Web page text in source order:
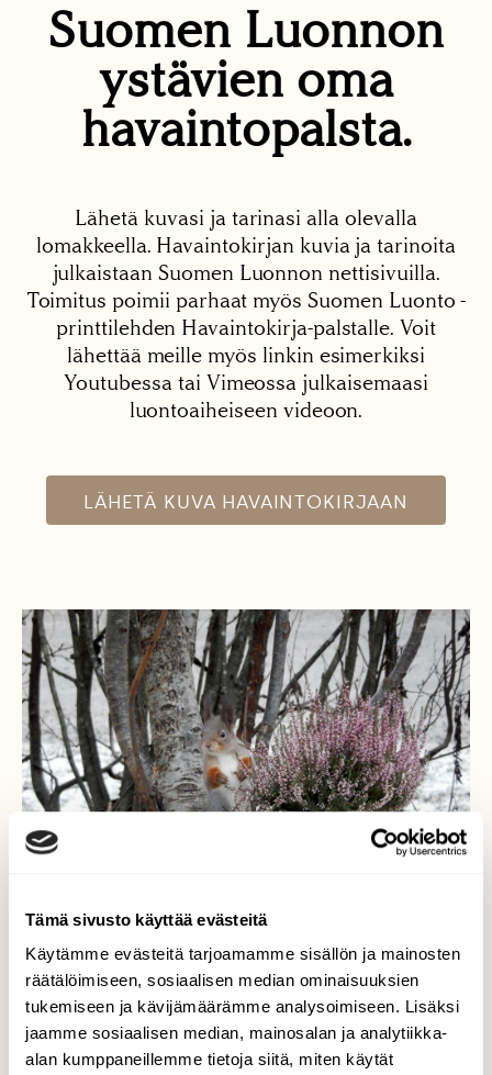
Tämä sivusto käyttää evästeitä
Käytämme evästeitä tarjoamamme sisällön ja mainosten
räätälöimiseen, sosiaalisen median ominaisuuksien
tukemiseen ja kävijämäärämme analysoimiseen. Lisäksi
jaamme sosiaalisen median, mainosalan ja analytiikka-
alan kumppaneillemme tietoja siitä, miten käytät
Suomen Luonnon
ystävien oma
havaintopalsta.
Lähetä kuvasi ja tarinasi alla olevalla
lomakkeella. Havaintokirjan kuvia ja tarinoita
julkaistaan Suomen Luonnon nettisivuilla.
Toimitus poimii parhaat myös Suomen Luonto -
printtilehden Havaintokirja-palstalle. Voit
lähettää meille myös linkin esimerkiksi
Youtubessa tai Vimeossa julkaisemaasi
luontoaiheiseen videoon.
LÄHETÄ KUVA HAVAINTOKIRJAAN
Hienot karvakintaat